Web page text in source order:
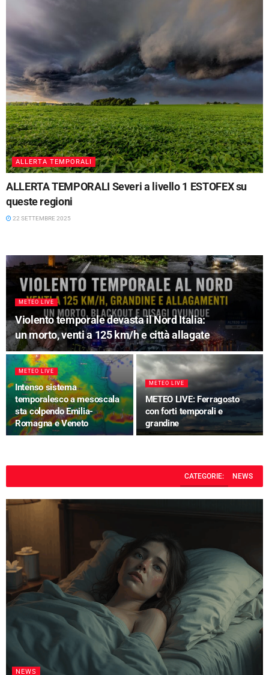
ALLERTA TEMPORALI
ALLERTA TEMPORALI Severi a livello 1 ESTOFEX su
queste regioni
22 SETTEMBRE 2025
METEO LIVE
Violento temporale devasta il Nord Italia:
un morto, venti a 125 km/h e città allagate
METEO LIVE
Intenso sistema
temporalesco a mesoscala
sta colpendo Emilia-
Romagna e Veneto
METEO LIVE
METEO LIVE: Ferragosto
con forti temporali e
grandine
CATEGORIE: NEWS
NEWS